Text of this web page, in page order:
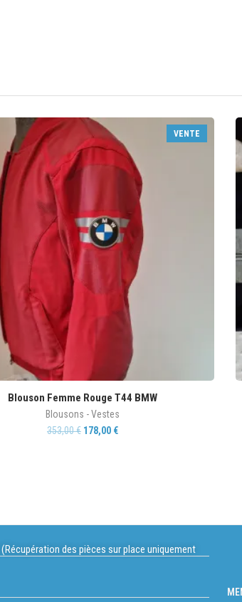
VENTE
Blouson Femme Rouge T44 BMW
Blousons - Vestes
353,00€ 178,00 €
des pièces sur place uniquement